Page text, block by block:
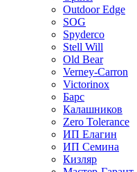
Outdoor Edge
SOG
Spyderco
Stell Will
Old Bear
Verney-Carron
Victorinox
Барс
Калашников
Zero Tolerance
ИП Елагин
ИП Семина
Кизляр